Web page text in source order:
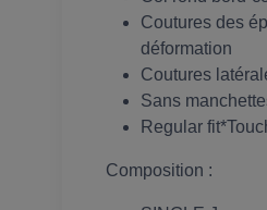
Coutures des
déformation
Coutures
Sans
Regular
Composition :